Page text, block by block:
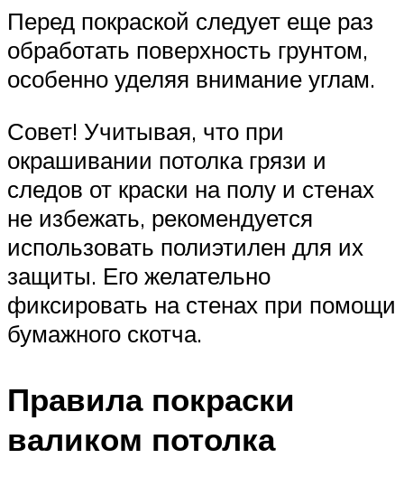
Перед покраской следует еще раз
обработать поверхность грунтом,
особенно уделяя внимание углам.
Совет! Учитывая, что при
окрашивании потолка грязи и
следов от краски на полу и стенах
не избежать, рекомендуется
использовать полиэтилен для их
защиты. Его желательно
фиксировать на стенах при помощи
бумажного скотча.
Правила покраски
валиком потолка